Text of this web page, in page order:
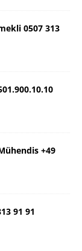
0507 313
+49
91 91